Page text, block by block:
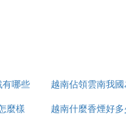
排除越南投資環境差，
的摩托幾乎很少有中國
硝煙，大多越南人對中
哪些
越南佔領雲南我
麼未先進攻
麼樣
越南什麼香煙好